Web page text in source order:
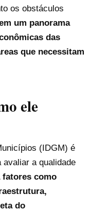
os obstáculos
um panorama
das
que necessitam
ele
(IDGM) é
avaliar a qualidade
fatores como
do